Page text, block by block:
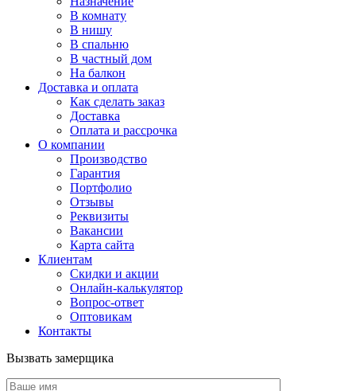
В комнату
В нишу
В спальню
В частный дом
На балкон
Доставка и оплата
Как сделать заказ
Доставка
Оплата и рассрочка
О компании
Производство
Гарантия
Портфолио
Отзывы
Реквизиты
Вакансии
Карта сайта
Клиентам
Скидки и акции
Онлайн-калькулятор
Вопрос-ответ
Оптовикам
Контакты
Вызвать замерщика